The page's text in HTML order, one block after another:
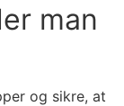
man
og sikre, at